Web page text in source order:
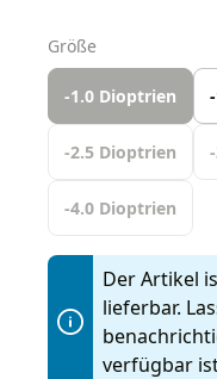
Größe
-1.0 Dioptrien
-2.5 Dioptrien
-4.0 Dioptrien
Der Artikel
lieferbar.
verfügbar